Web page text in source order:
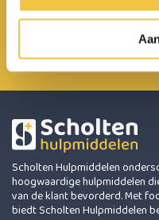
info@scholten-
Achterbroek 15
Scholten Hulpmiddelen
hoogwaardige hulpmiddelen
van de klant bevorderd. Met
biedt Scholten Hulpmiddelen